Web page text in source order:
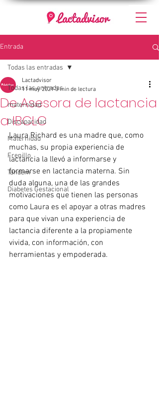
Entrada
Todas las entradas
maternidad
Discapacidad
Maternidad
Frenillo
Tándem
Diabetes Gestacional
Todas las entradas
De Asesora de lactancia
a IBCLC
Lactadvisor
11 may 2021 3 min de lectura
Laura Richard es una madre que, como
muchas, su propia experiencia de
lactancia la llevó a informarse y
formarse en lactancia materna. Sin
duda alguna, una de las grandes
motivaciones que tienen las personas
como Laura es el apoyar a otras madres
para que vivan una experiencia de
lactancia diferente a la propiamente
vivida, con información, con
herramientas y empoderada.